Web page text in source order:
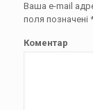
Ваша e-mail
поля позначені
Коментар